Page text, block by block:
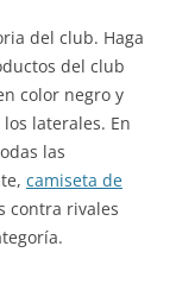
del club. Haga
del club
color negro y
laterales. En
las
camiseta de
contra rivales